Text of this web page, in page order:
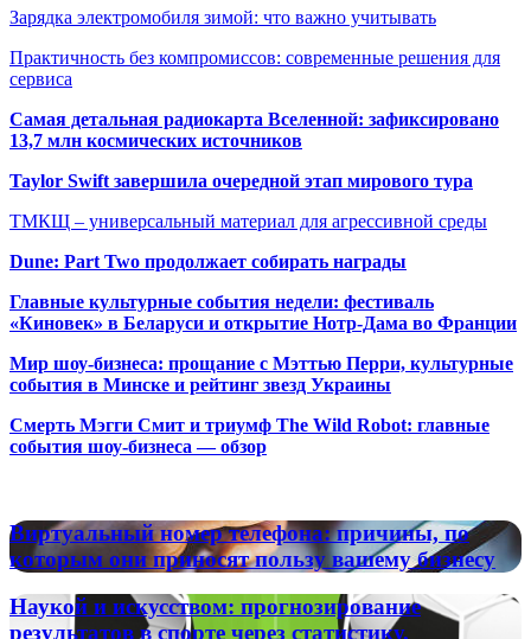
Зарядка электромобиля зимой: что важно учитывать
Практичность без компромиссов: современные решения для
сервиса
Самая детальная радиокарта Вселенной: зафиксировано
13,7 млн космических источников
Taylor Swift завершила очередной этап мирового тура
ТМКЩ – универсальный материал для агрессивной среды
Dune: Part Two продолжает собирать награды
Главные культурные события недели: фестиваль
«Киновек» в Беларуси и открытие Нотр-Дама во Франции
Мир шоу-бизнеса: прощание с Мэттью Перри, культурные
события в Минске и рейтинг звезд Украины
Смерть Мэгги Смит и триумф The Wild Robot: главные
события шоу-бизнеса — обзор
Виртуальный
номер
телефона:
причины,
по
Виртуальный номер телефона: причины, по
которым они приносят пользу вашему бизнесу
Наукой
и
Наукой и искусством: прогнозирование
результатов в спорте через статистику,